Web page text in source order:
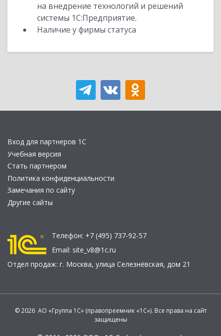
на внедрение технологий и решений
системы 1С:Предприятие.
Наличие у фирмы статуса
Вход для партнеров 1С
Учебная версия
Стать партнером
Политика конфиденциальности
Замечания по сайту
Другие сайты
Телефон: +7 (495) 737-92-57
Email: site_v8@1c.ru
Отдел продаж: г. Москва, улица Селезнёвская, дом 21
© 2026 АО «Группа 1С» (правопреемник «1С»). Все права на сайт
защищены